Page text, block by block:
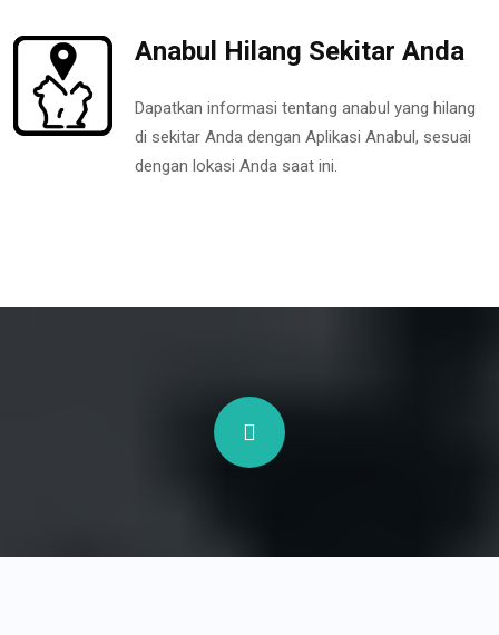
Anabul Hilang Sekitar Anda
Dapatkan informasi tentang anabul yang hilang
di sekitar Anda dengan Aplikasi Anabul, sesuai
dengan lokasi Anda saat ini.